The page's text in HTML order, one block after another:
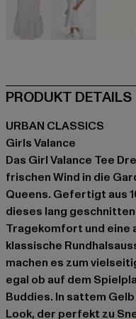
PRODUKT DETAILS
URBAN CLASSICS
Girls Valance
Das Girl Valance Tee
frischen Wind in die
Queens. Gefertigt aus
dieses lang
Tragekomfort und eine
klassische
machen es zum
egal ob auf dem
Buddies. In sattem
Look, der perfekt zu